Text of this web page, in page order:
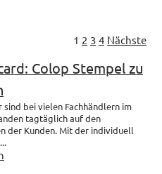
1 2 3 4 Nächste
Colop Stempel zu
bei vielen Fachhändlern im
tagtäglich auf den
der Kunden. Mit der individuell